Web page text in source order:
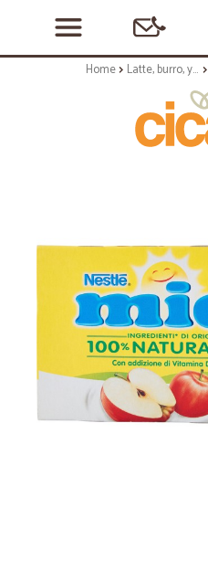
Home Latte, burro, yogurt